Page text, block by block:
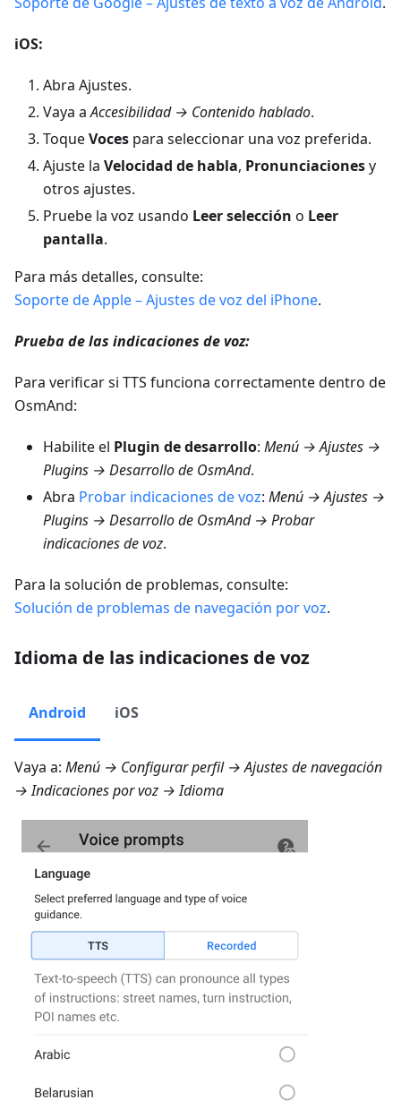
iOS:
Abra Ajustes.
Vaya aAccesibilidad → Contenido hablado.
ToqueVoces para seleccionar una voz preferida.
Ajuste la Velocidad de habla, Pronunciacionesy
otros ajustes.
Pruebe la voz usando Leer selección o Leer
pantalla.
Para más detalles, consulte:
Soporte de Apple – Ajustes de voz del iPhone.
Prueba de las indicaciones de voz:
Para verificar si TTS funciona correctamente dentro de
OsmAnd:
Habilite el Plugin de desarrollo: Menú → Ajustes →
Plugins → Desarrollo de OsmAnd.
Abra Probar indicaciones de voz: Menú → Ajustes →
Plugins → Desarrollo de OsmAnd → Probar
indicaciones de voz.
Para la solución de problemas, consulte:
Solución de problemas de navegación por voz.
Idioma de las indicaciones de voz
Android iOS
Vaya a: Menú → Configurar perfil → Ajustes de navegación
→ Indicaciones por voz → Idioma